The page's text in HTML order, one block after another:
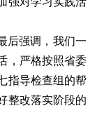
强调，我们一
，严格按照省委
指导检查组的帮
整改落实阶段的